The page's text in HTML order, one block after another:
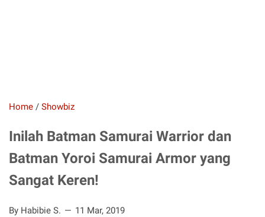
Home / Showbiz
Inilah Batman Samurai Warrior dan
Batman Yoroi Samurai Armor yang
Sangat Keren!
By Habibie S. 11 Mar, 2019